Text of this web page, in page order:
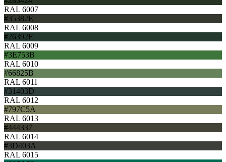
RAL 6007
#35382E
RAL 6008
#26392F
RAL 6009
#3E753B
RAL 6010
#66825B
RAL 6011
#31403D
RAL 6012
#797C5A
RAL 6013
#444337
RAL 6014
#3D403A
RAL 6015